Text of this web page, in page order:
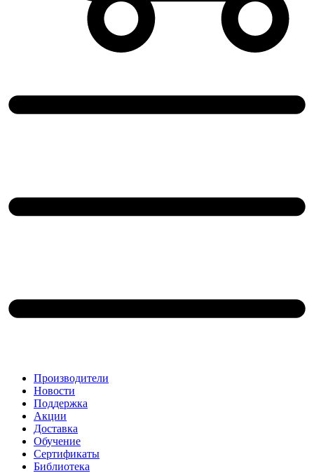
Производители
Новости
Поддержка
Акции
Доставка
Обучение
Сертификаты
Библиотека